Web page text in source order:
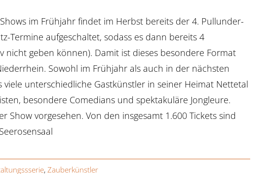
im Frühjahr findet im Herbst bereits der 4. Pullunder-
Termine aufgeschaltet, sodass es dann bereits 4
geben können). Damit ist dieses besondere Format
Sowohl im Frühjahr als auch in der nächsten
unterschiedliche Gastkünstler in seiner Heimat Nettetal
besondere Comedians und spektakuläre Jongleure.
vorgesehen. Von den insgesamt 1.600 Tickets sind
, Zauberkünstler